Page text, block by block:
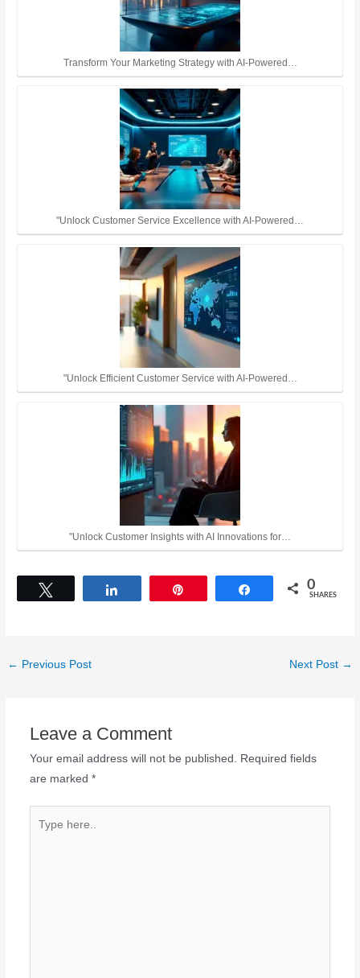
Transform Your Marketing Strategy with AI-Powered…
"Unlock Customer Service Excellence with AI-Powered…
"Unlock Efficient Customer Service with AI-Powered…
"Unlock Customer Insights with AI Innovations for…
Share 0
SHARES
← Previous Post Next Post →
Leave a Comment
Your email address will not be published. Required fields
are marked *